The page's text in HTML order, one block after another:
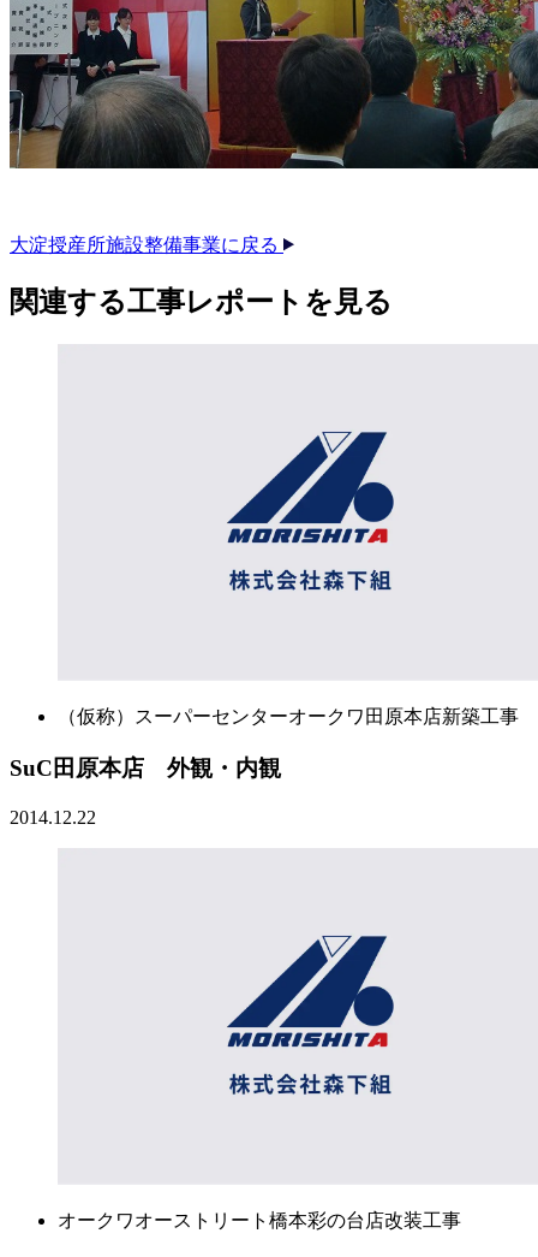
大淀授産所施設整備事業に戻る
関連する​工事レポートを​見る​
（仮称）スーパーセンターオークワ田原本店新築工事
SuC田原本店 外観・内観
2014.12.22
オークワオーストリート橋本彩の台店改装工事